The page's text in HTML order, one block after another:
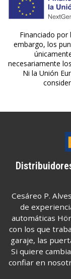
Financiado por
embargo, los
necesariamente
Ni la Unión
Cesáreo P.
de
automáticas
con los que
garaje, las
Si quiere
confiar en